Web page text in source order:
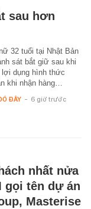
sau hơn
32 tuổi tại Nhật Bản
sát bắt giữ sau khi
lợi dụng hình thức
khi nhận hàng…
ĐÂY - 6 giờ trước
nhất nửa
gọi tên dự án
Masterise